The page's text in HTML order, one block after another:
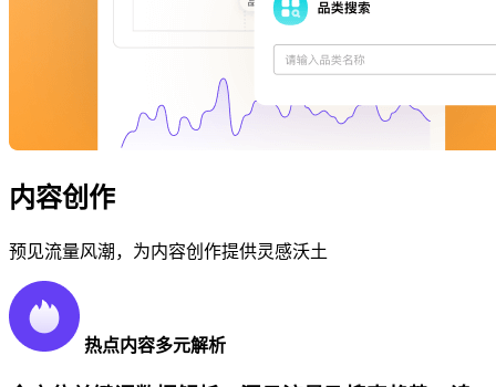
内容创作
预见流量风潮，为内容创作提供灵感沃土
热点内容多元解析